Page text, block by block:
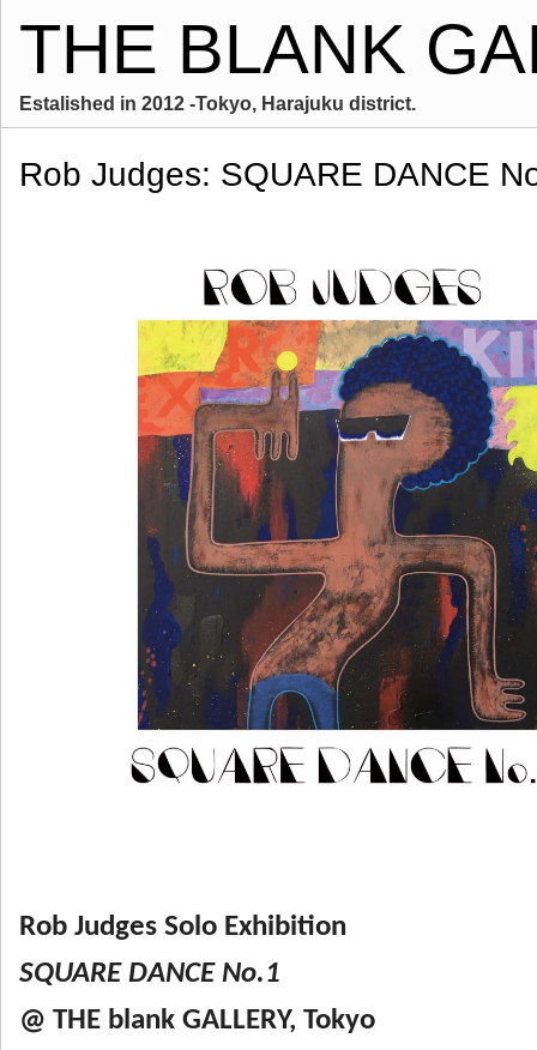
THE BLANK
Estalished in 2012 -Tokyo, Harajuku district.
Rob Judges: SQUARE DANCE
Rob Judges Solo Exhibition
SQUARE DANCE No.1
@ THE blank GALLERY, Tokyo